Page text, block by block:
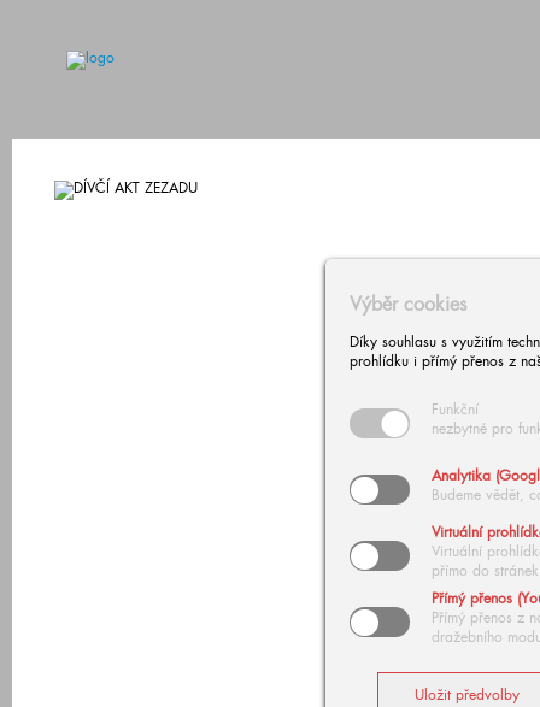
Výběr cookies
Díky souhlasu s využitím
prohlídku i přímý přenos z
Funkční
nezbytné pro
Analytika
Budeme vědět,
Virtuální
Virtuální
přímo do stránek
Přímý přenos
Přímý přenos z
dražebního